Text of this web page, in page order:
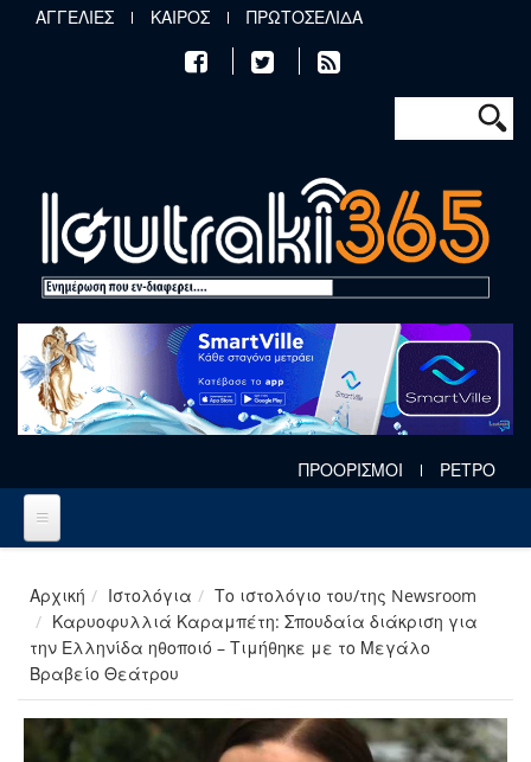
Παράκαμψη προς το κυρίως περιεχόμενο
ΑΓΓΕΛΙΕΣ ΚΑΙΡΟΣ ΠΡΩΤΟΣΕΛΙΔΑ
Φόρμα
Αναζήτηση
ΠΡΟΟΡΙΣΜΟΙ ΡΕΤΡΟ
Αρχική Ιστολόγια
Το ιστολόγιο του/της Newsroom
Καρυοφυλλιά Καραμπέτη: Σπουδαία διάκριση για
την Ελληνίδα ηθοποιό – Τιμήθηκε με το Μεγάλο
Βραβείο Θεάτρου